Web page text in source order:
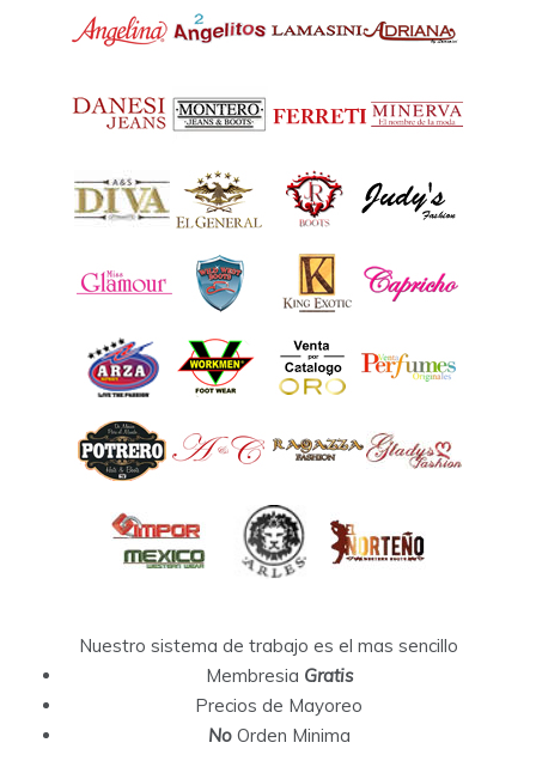
Nuestro sistema de trabajo es el mas sencillo
Membresia Gratis
Precios de Mayoreo
NoOrden Minima